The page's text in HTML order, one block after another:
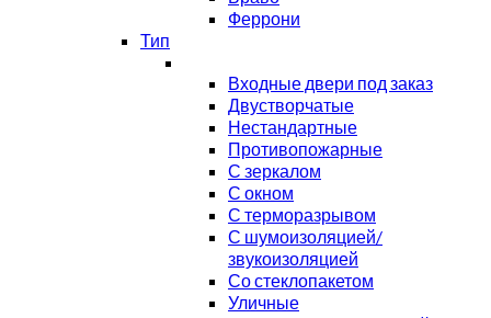
Феррони
Тип
Входные двери под заказ
Двустворчатые
Нестандартные
Противопожарные
С зеркалом
С окном
С терморазрывом
С шумоизоляцией/
звукоизоляцией
Со стеклопакетом
Уличные